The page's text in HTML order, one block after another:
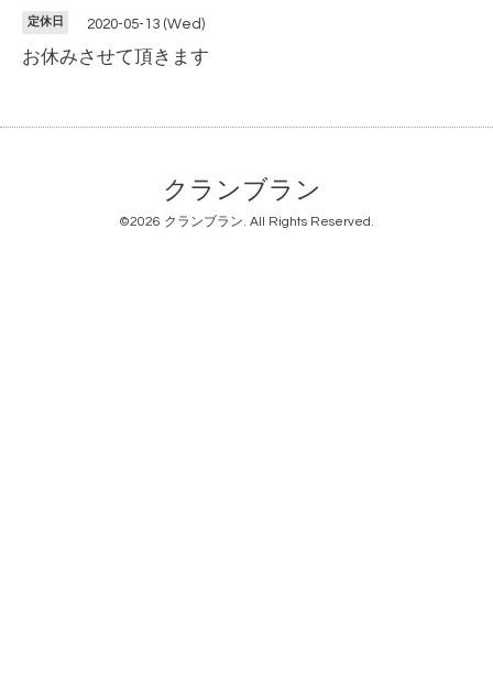
定休日 2020-05-13 (Wed)
お休みさせて頂きます
クランブラン
©2026 クランブラン. All Rights Reserved.